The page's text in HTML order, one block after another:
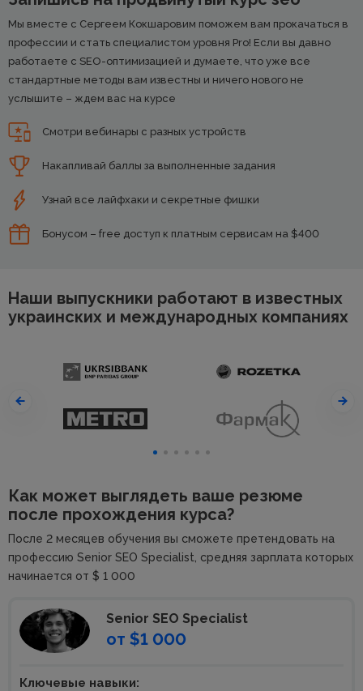
Мы вместе с Сергеем Кокшаровим поможем вам прокачаться в
профессии и стать специалистом уровня Pro! Если вы давно
работаете с SEO-оптимизацией и думаете, что уже все
стандартные методы вам известны и ничего нового не
услышите – ждем вас на курсе
Смотри вебинары с разных устройств
Накапливай баллы за выполненные задания
Узнай все лайфхаки и секретные фишки
Бонусом – free доступ к платным сервисам на $400
Наши выпускники работают в известных
украинских и международных компаниях
Как может выглядеть ваше резюме
после прохождения курса?
После 2 месяцев обучения вы сможете претендовать на
профессию Senior SEO Specialist, средняя зарплата которых
начинается от $ 1 000
Senior SEO Specialist
от $1 000
Ключевые навыки: